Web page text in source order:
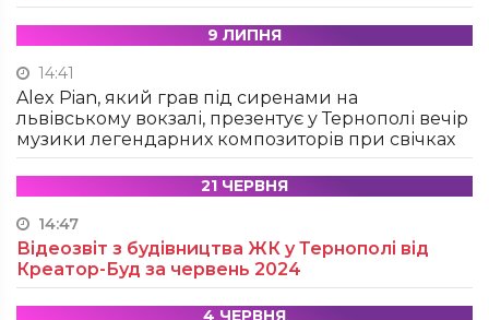
9 ЛИПНЯ
14:41
Alex Pian, який грав під сиренами на
львівському вокзалі, презентує у Тернополі вечір
музики легендарних композиторів при свічках
21 ЧЕРВНЯ
14:47
Відеозвіт з будівництва ЖК у Тернополі від
Креатор-Буд за червень 2024
4 ЧЕРВНЯ